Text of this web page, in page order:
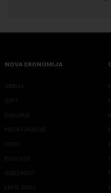
NOVA EKONOMIJA
SRBIJA
SVET
KOLUMNE
PRIČE I ANALIZE
VIDEO
PODCAST
ODRŽIVOST
LEPŠI ŽIVOT